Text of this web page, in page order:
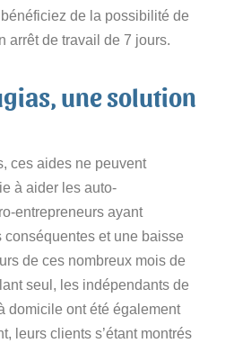
de la possibilité de
arrêt de travail de 7 jours.
une solution
ces aides ne peuvent
à aider les auto-
entrepreneurs ayant
conséquentes et une baisse
de ces nombreux mois de
seul, les indépendants de
domicile ont été également
leurs clients s’étant montrés